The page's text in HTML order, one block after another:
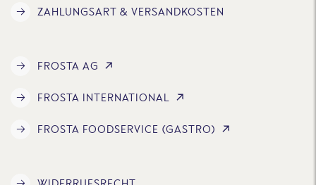
ZAHLUNGSART & VERSANDKOSTEN
FROSTA AG
FROSTA INTERNATIONAL
FROSTA FOODSERVICE (GASTRO)